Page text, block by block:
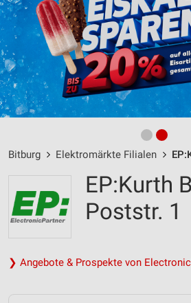
Bitburg Elektromärkte Filialen
EP:Kurth
Poststr. 1
❯ Angebote & Prospekte von